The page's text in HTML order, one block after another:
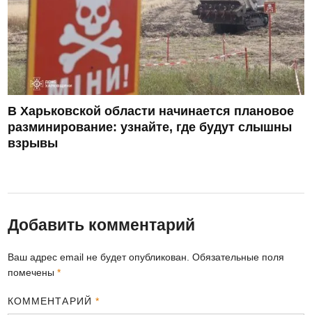
В Харьковской области начинается плановое
разминирование: узнайте, где будут слышны
взрывы
Добавить комментарий
Ваш адрес email не будет опубликован. Обязательные поля
помечены*
КОММЕНТАРИЙ *